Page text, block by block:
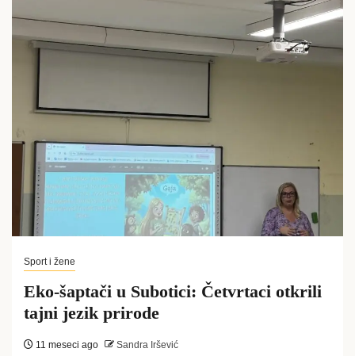
Sport i žene
Eko-šaptači u Subotici: Četvrtaci otkrili
tajni jezik prirode
11 meseci ago Sandra Iršević